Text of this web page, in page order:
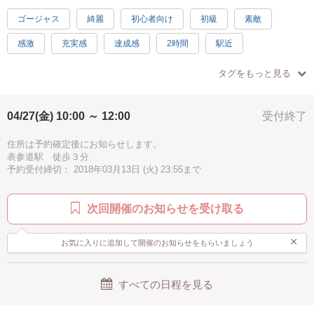
中央の石の色はお好みの色をご連絡いただければ、可能な限り同系色２
色をご相談の上
ご用意させていただきます。
ゴージャス 綺麗 初心者向け 初級 素敵
感激 充実感 達成感 2時間 駅近
タグをもっと見る
受付終了
04/27(金) 10:00 ～ 12:00
住所は予約確定後にお知らせします。
表参道駅 徒歩３分
予約受付締切： 2018年03月13日 (火) 23:55まで
次回開催のお知らせを受け取る
お気に入りに追加して開催のお知らせをもらいましょう ×
すべての日程を見る